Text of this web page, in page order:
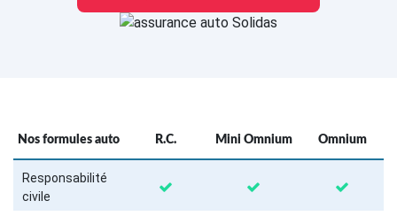
Nos formules auto R.C. Mini Omnium Omnium
Responsabilité
civile